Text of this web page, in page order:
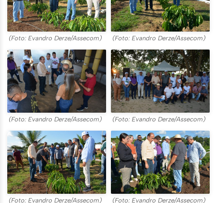
(Foto: Evandro Derze/Assecom) (Foto: Evandro Derze/Assecom)
(Foto: Evandro Derze/Assecom) (Foto: Evandro Derze/Assecom)
(Foto: Evandro Derze/Assecom) (Foto: Evandro Derze/Assecom)